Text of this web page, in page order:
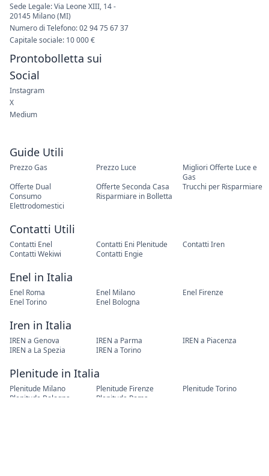
Guide Utili
Prezzo Gas Prezzo Luce
Migliori Offerte Luce e
Gas
Offerte Dual
Offerte Seconda Casa
Trucchi per Risparmiare
Consumo
Elettrodomestici
Risparmiare in Bolletta
Contatti Utili
Contatti Enel Contatti Eni Plenitude
Contatti Iren
Contatti Wekiwi
Contatti Engie
Enel in Italia
Enel Roma Enel Milano
Enel Firenze
Enel Torino
Enel Bologna
Iren in Italia
IREN a Genova IREN a Parma
IREN a Piacenza
IREN a La Spezia
IREN a Torino
Plenitude in Italia
Plenitude Milano Plenitude Firenze
Plenitude Torino
Plenitude Bologna
Plenitude Roma
Sede Legale: Via Leone XIII, 14 -
20145 Milano (MI)
Numero di Telefono: 02 94 75 67 37
Capitale sociale: 10 000 €
Prontobolletta sui
Social
Instagram
X
Medium